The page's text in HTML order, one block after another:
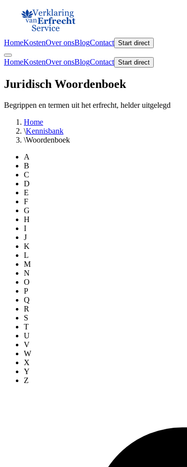
HomeKostenOver onsBlogContact Start direct
HomeKostenOver onsBlogContact Start direct
Juridisch Woordenboek
Begrippen en termen uit het erfrecht, helder uitgelegd
Home
\Kennisbank
\Woordenboek
A
B
C
D
E
F
G
H
I
J
K
L
M
N
O
P
Q
R
S
T
U
V
W
X
Y
Z